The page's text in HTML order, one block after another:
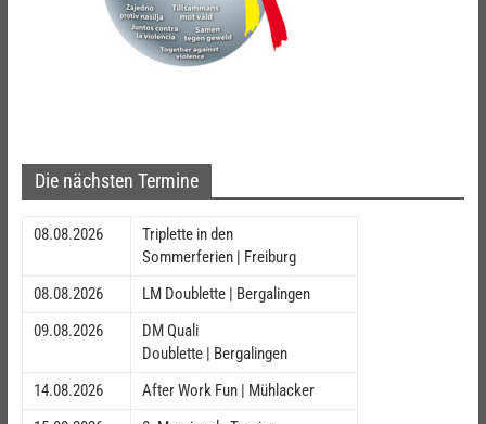
Die nächsten Termine
08.08.2026
Triplette in den
Sommerferien | Freiburg
08.08.2026
LM Doublette | Bergalingen
09.08.2026
DM Quali
Doublette | Bergalingen
14.08.2026
After Work Fun | Mühlacker